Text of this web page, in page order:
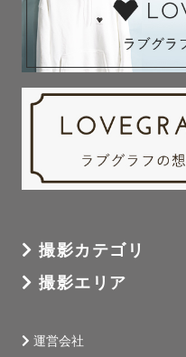
撮影カテゴリ
撮影エリア
運営会社